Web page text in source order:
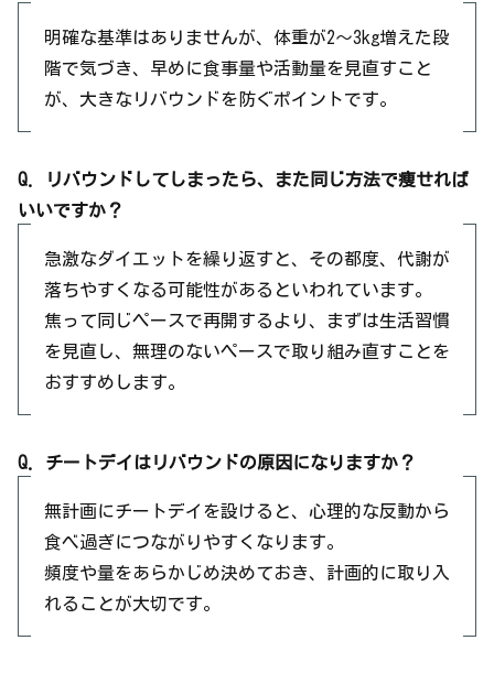
明確な基準はありませんが、体重が2〜3kg増えた段
階で気づき、早めに食事量や活動量を見直すこと
が、大きなリバウンドを防ぐポイントです。
Q. リバウンドしてしまったら、また同じ方法で痩せれば
いいですか？
急激なダイエットを繰り返すと、その都度、代謝が
落ちやすくなる可能性があるといわれています。
焦って同じペースで再開するより、まずは生活習慣
を見直し、無理のないペースで取り組み直すことを
おすすめします。
Q. チートデイはリバウンドの原因になりますか？
無計画にチートデイを設けると、心理的な反動から
食べ過ぎにつながりやすくなります。
頻度や量をあらかじめ決めておき、計画的に取り入
れることが大切です。